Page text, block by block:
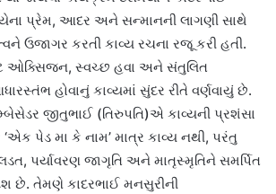
પ્રેમ, આદર અને સન્માનની લાગણી સાથે
ઉજાગર કરતી કાવ્ય રચના રજૂ કરી હતી.
ઓક્સિજન, સ્વચ્છ હવા અને સંતુલિત
હોવાનું કાવ્યમાં સુંદર રીતે વર્ણવાયું છે.
જીતુભાઈ (તિરુપતિ)એ કાવ્યની પ્રશંસા
પેડ મા કે નામ’ માત્ર કાવ્ય નથી, પરંતુ
પર્યાવરણ જાગૃતિ અને માતૃસ્મૃતિને સમર્પિત
છે. તેમણે કાદરભાઈ મનસુરીની